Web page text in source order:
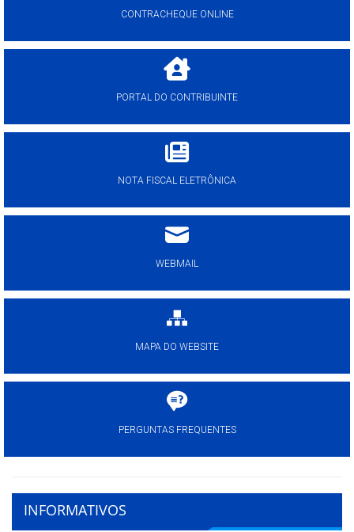
CONTRACHEQUE ONLINE
PORTAL DO CONTRIBUINTE
NOTA FISCAL ELETRÔNICA
WEBMAIL
MAPA DO WEBSITE
PERGUNTAS FREQUENTES
INFORMATIVOS